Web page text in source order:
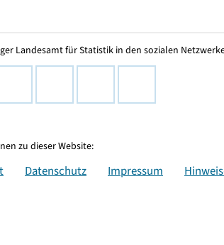
Landesamt für Statistik in den sozialen
zu dieser Website:
Datenschutz Impressum